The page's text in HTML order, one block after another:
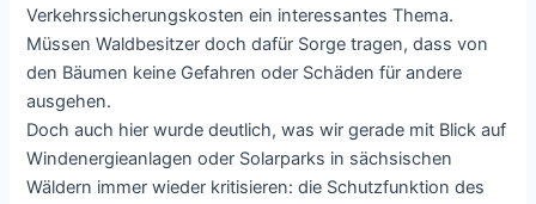
Verkehrssicherungskosten ein interessantes Thema.
Müssen Waldbesitzer doch dafür Sorge tragen, dass von
den Bäumen keine Gefahren oder Schäden für andere
ausgehen.
Doch auch hier wurde deutlich, was wir gerade mit Blick auf
Windenergieanlagen oder Solarparks in sächsischen
Wäldern immer wieder kritisieren: die Schutzfunktion des